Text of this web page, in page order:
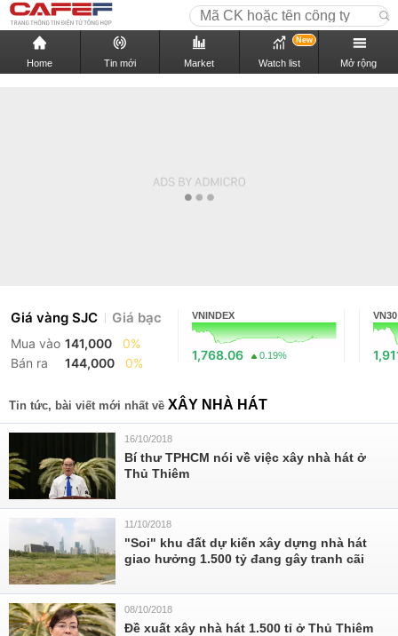
Home Tin mới Market Watch list
New
Mở rộng
Giá vàng SJC Giá bạc
Mua vào 141,000
0%
Bán ra
144,000 0%
VNINDEX
1,768.06 0.19%
VN30
Tin tức, bài viết mới nhất về XÂY NHÀ HÁT
16/10/2018
Bí thư TPHCM nói về việc xây nhà hát ở
Thủ Thiêm
11/10/2018
"Soi" khu đất dự kiến xây dựng nhà hát
giao hưởng 1.500 tỷ đang gây tranh cãi
08/10/2018
Đề xuất xây nhà hát 1.500 tỉ ở Thủ Thiêm